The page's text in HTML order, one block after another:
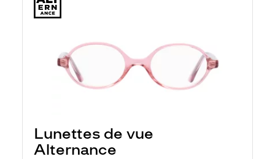
Lunettes de vue
Alternance